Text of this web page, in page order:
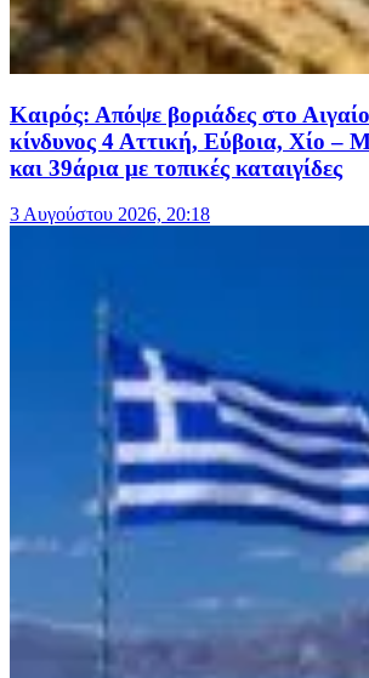
Καιρός: Απόψε βοριάδες στο
κίνδυνος 4 Αττική, Εύβοια, Χίο –
και 39άρια με τοπικές καταιγίδες
3 Αυγούστου 2026, 20:18